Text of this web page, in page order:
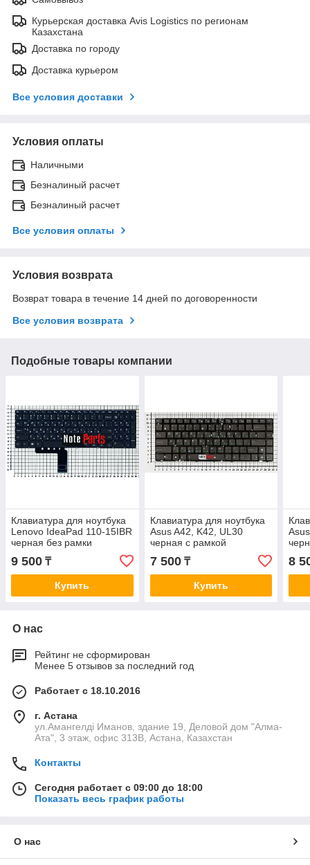
Курьерская доставка Avis Logistics по регионам
Казахстана
Доставка по городу
Доставка курьером
Все условия доставки
Условия оплаты
Наличными
Безналиный расчет
Безналиный расчет
Все условия оплаты
Условия возврата
Возврат товара в течение 14 дней по договоренности
Все условия возврата
Подобные товары компании
Клавиатура для ноутбука
Lenovo IdeaPad 110-15IBR
черная без рамки
9 500 ₸
Купить
Клавиатура для ноутбука
Asus A42, K42, UL30
черная с рамкой
7 500₸
Купить
8
О нас
Рейтинг не сформирован
Менее 5 отзывов за последний год
Работает с 18.10.2016
г. Астана
ул.Амангелді Иманов, здание 19, Деловой дом "Алма-
Ата", 3 этаж, офис 313В, Астана, Казахстан
Контакты
Сегодня работает с 09:00 до 18:00
Показать весь график работы
О нас